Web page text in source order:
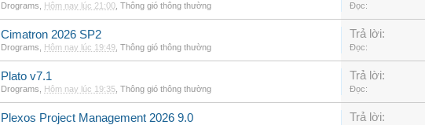
Drograms Hôm nay lúc 21:00 Thông gió thông thường Đọc:
Cimatron 2026 SP2
Drograms Hôm nay lúc 19:49 Thông gió thông thường
Trả lời:
Đọc:
Plato v7.1
Drograms Hôm nay lúc 19:35 Thông gió thông thường
Trả lời:
Đọc:
Plexos Project Management 2026 9.0 Trả lời: